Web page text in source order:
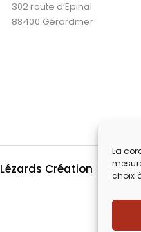
La
choix
302 route d’Epinal
88400 Gérardmer
Lézards Création